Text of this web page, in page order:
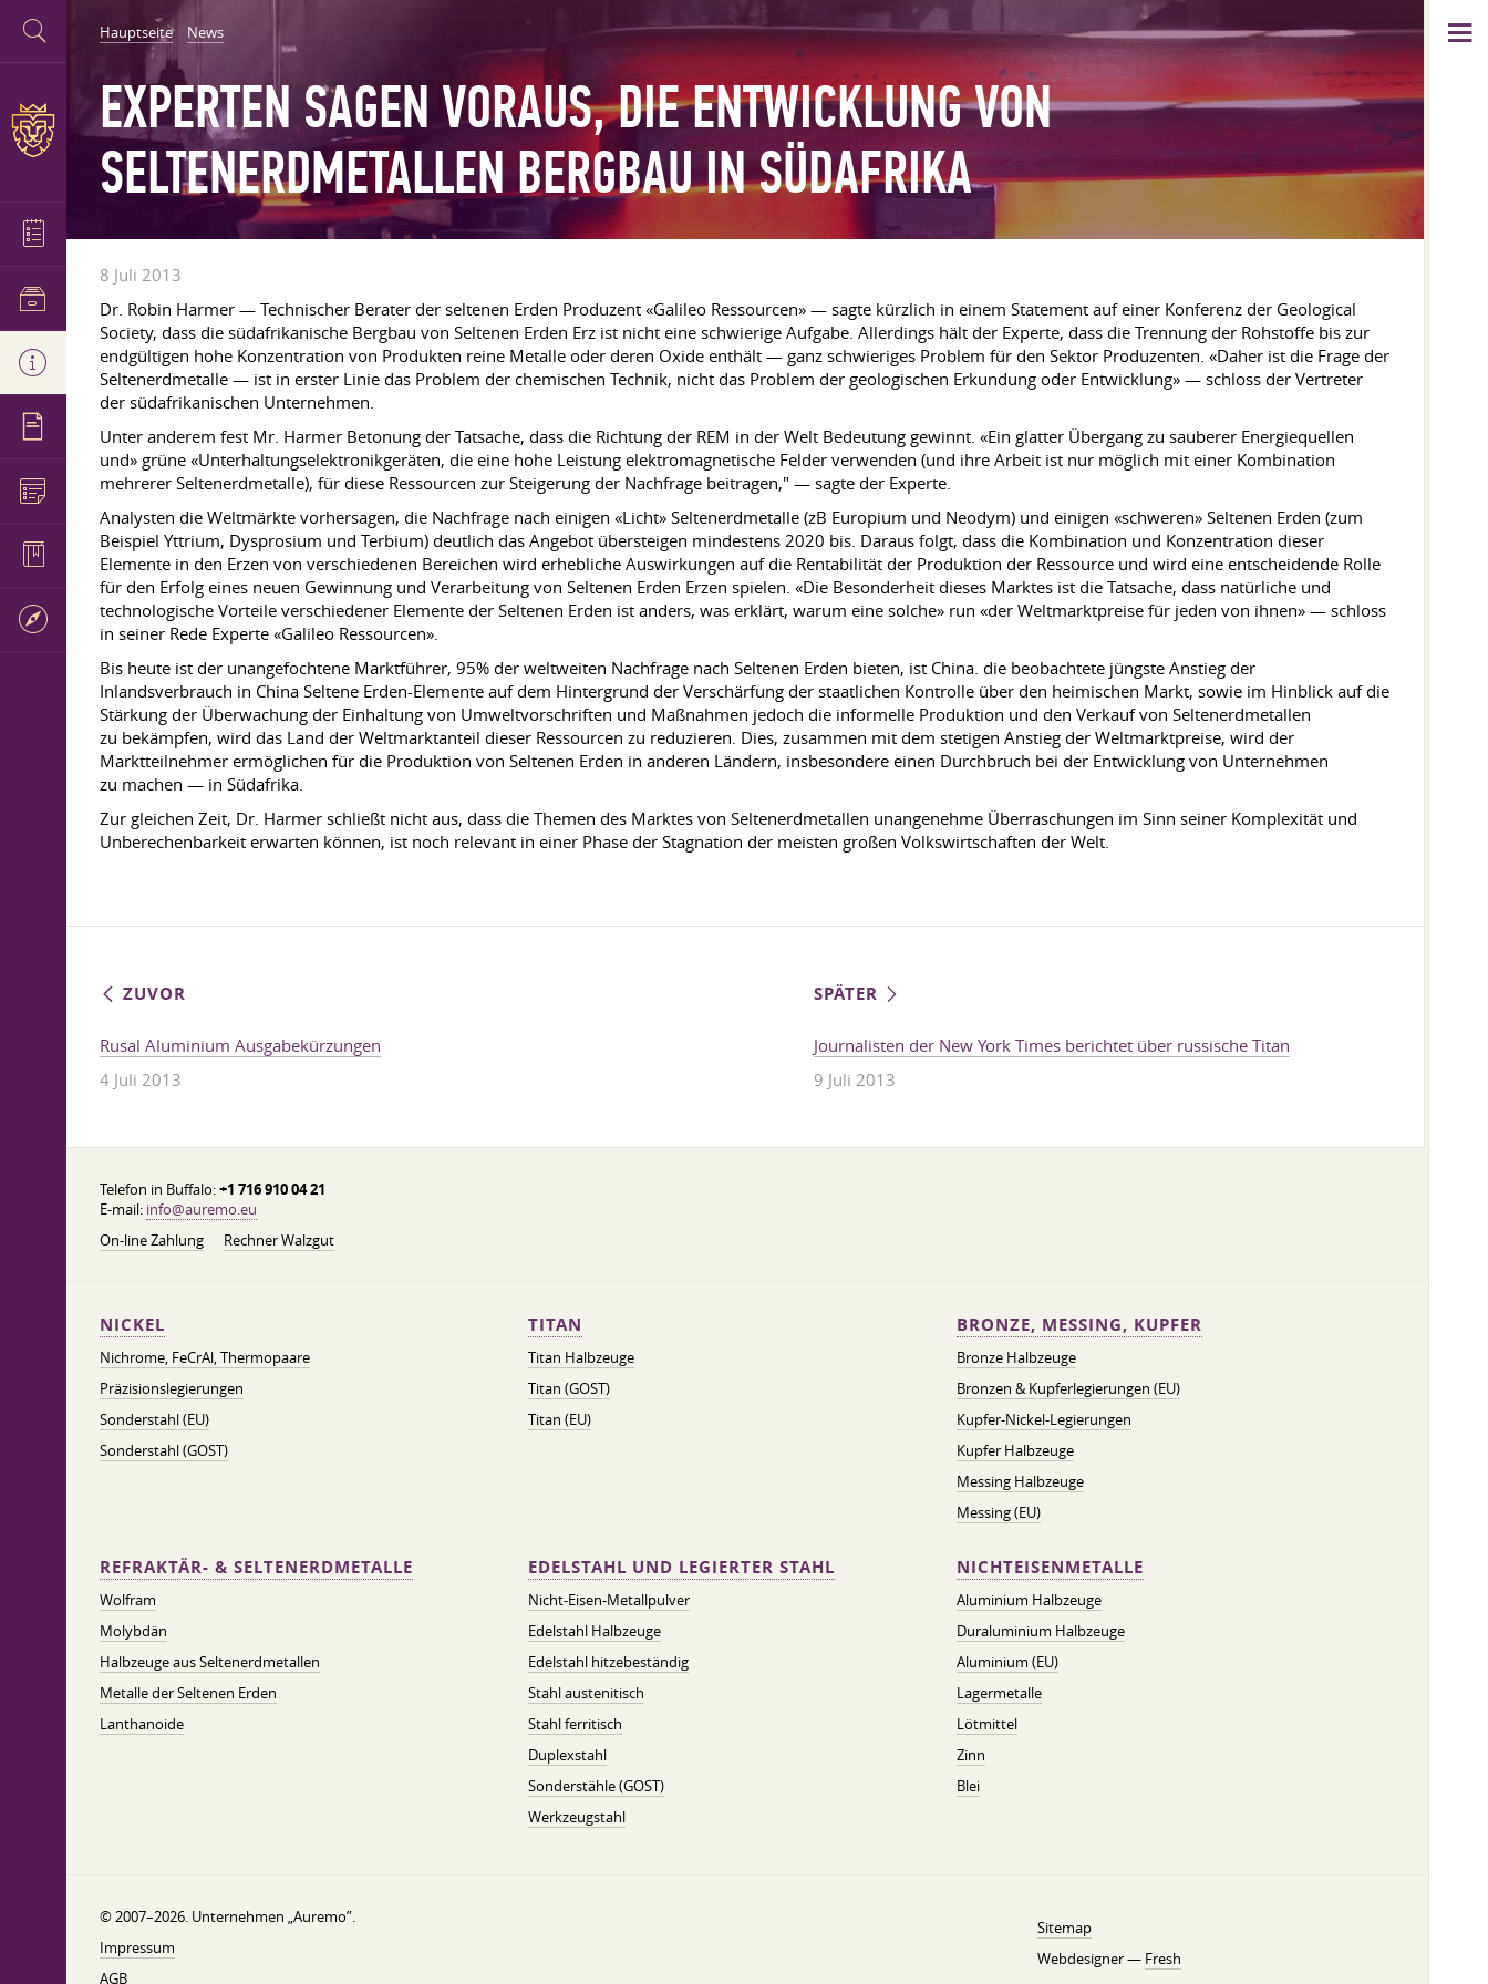
Hauptseite News
EXPERTEN SAGEN VORAUS, DIE ENTWICKLUNG VON
SELTENERDMETALLEN BERGBAU IN SÜDAFRIKA
8 Juli 2013
Dr. Robin Harmer — Technischer Berater der seltenen Erden Produzent «Galileo Ressourcen» — sagte kürzlich in einem Statement auf einer Konferenz der Geological
Society, dass die südafrikanische Bergbau von Seltenen Erden Erz ist nicht eine schwierige Aufgabe. Allerdings hält der Experte, dass die Trennung der Rohstoffe bis zur
endgültigen hohe Konzentration von Produkten reine Metalle oder deren Oxide enthält — ganz schwieriges Problem für den Sektor Produzenten. «Daher ist die Frage der
Seltenerdmetalle — ist in erster Linie das Problem der chemischen Technik, nicht das Problem der geologischen Erkundung oder Entwicklung» — schloss der Vertreter
der südafrikanischen Unternehmen.
Unter anderem fest Mr. Harmer Betonung der Tatsache, dass die Richtung der REM in der Welt Bedeutung gewinnt. «Ein glatter Übergang zu sauberer Energiequellen
und» grüne «Unterhaltungselektronikgeräten, die eine hohe Leistung elektromagnetische Felder verwenden (und ihre Arbeit ist nur möglich mit einer Kombination
mehrerer Seltenerdmetalle), für diese Ressourcen zur Steigerung der Nachfrage beitragen," — sagte der Experte.
Analysten die Weltmärkte vorhersagen, die Nachfrage nach einigen «Licht» Seltenerdmetalle (zB Europium und Neodym) und einigen «schweren» Seltenen Erden (zum
Beispiel Yttrium, Dysprosium und Terbium) deutlich das Angebot übersteigen mindestens 2020 bis. Daraus folgt, dass die Kombination und Konzentration dieser
Elemente in den Erzen von verschiedenen Bereichen wird erhebliche Auswirkungen auf die Rentabilität der Produktion der Ressource und wird eine entscheidende Rolle
für den Erfolg eines neuen Gewinnung und Verarbeitung von Seltenen Erden Erzen spielen. «Die Besonderheit dieses Marktes ist die Tatsache, dass natürliche und
technologische Vorteile verschiedener Elemente der Seltenen Erden ist anders, was erklärt, warum eine solche» run «der Weltmarktpreise für jeden von ihnen» — schloss
in seiner Rede Experte «Galileo Ressourcen».
Bis heute ist der unangefochtene Marktführer, 95% der weltweiten Nachfrage nach Seltenen Erden bieten, ist China. die beobachtete jüngste Anstieg der
Inlandsverbrauch in China Seltene Erden-Elemente auf dem Hintergrund der Verschärfung der staatlichen Kontrolle über den heimischen Markt, sowie im Hinblick auf die
Stärkung der Überwachung der Einhaltung von Umweltvorschriften und Maßnahmen jedoch die informelle Produktion und den Verkauf von Seltenerdmetallen
zu bekämpfen, wird das Land der Weltmarktanteil dieser Ressourcen zu reduzieren. Dies, zusammen mit dem stetigen Anstieg der Weltmarktpreise, wird der
Marktteilnehmer ermöglichen für die Produktion von Seltenen Erden in anderen Ländern, insbesondere einen Durchbruch bei der Entwicklung von Unternehmen
zu machen — in Südafrika.
Zur gleichen Zeit, Dr. Harmer schließt nicht aus, dass die Themen des Marktes von Seltenerdmetallen unangenehme Überraschungen im Sinn seiner Komplexität und
Unberechenbarkeit erwarten können, ist noch relevant in einer Phase der Stagnation der meisten großen Volkswirtschaften der Welt.
ZUVOR
Rusal Aluminium Ausgabekürzungen
4 Juli 2013
SPÄTER
Journalisten der New York Times berichtet über russische Titan
9 Juli 2013
Telefon in Buffalo:+1 716 910 04 21
E-mail: info@auremo.eu
On-line Zahlung
Rechner Walzgut
NICKEL
Nichrome, FeСrAl, ​​Thermopaare
Präzisionslegierungen
Sonderstahl (EU)
Sonderstahl (GOST)
TITAN
Titan Halbzeuge
Titan (GOST)
Titan (EU)
BRONZE, MESSING, KUPFER
Bronze Halbzeuge
Bronzen & Kupferlegierungen (EU)
Kupfer-Nickel-Legierungen
Kupfer Halbzeuge
Messing Halbzeuge
Messing (EU)
REFRAKTÄR- & SELTENERDMETALLE
Wolfram
Molybdän
Halbzeuge aus Seltenerdmetallen
Metalle der Seltenen Erden
Lanthanoide
EDELSTAHL UND LEGIERTER STAHL
Nicht-Eisen-Metallpulver
Edelstahl Halbzeuge
Edelstahl hitzebeständig
Stahl austenitisch
Stahl ferritisch
Duplexstahl
Sonderstähle (GOST)
Werkzeugstahl
NICHTEISENMETALLE
Aluminium Halbzeuge
Duraluminium Halbzeuge
Aluminium (EU)
Lagermetalle
Lötmittel
Zinn
Blei
© 2007–2026. Unternehmen „Auremo”.
Impressum
AGB
Sitemap
Webdesigner — Fresh